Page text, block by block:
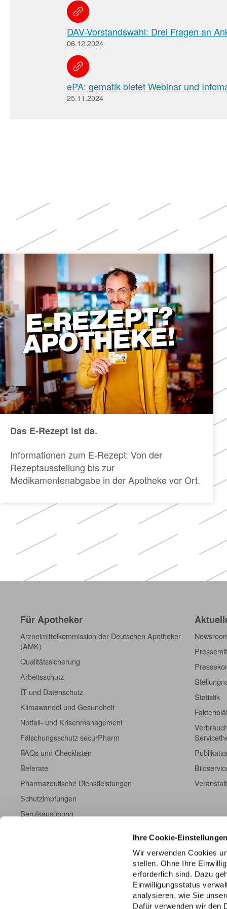
Ihre Cookie-Einstellungen
Wir verwenden Cookies
stellen. Ohne Ihre
erforderlich sind. Dazu
Einwilligungsstatus
analysieren, wie Sie
Dafür verwenden wir den
DAV-Vorstandswahl: Drei Fragen an
06.12.2024
ePA: gematik bietet Webinar und
25.11.2024
Weitere
Themen
Das E-Rezept ist da.
Informationen zum E-Rezept: Von der
Rezeptausstellung bis zur
Medikamentenabgabe in der Apotheke vor Ort.
Für Apotheker
Arzneimittelkommission der Deutschen Apotheker
(AMK)
Qualitätssicherung
Arbeitsschutz
IT und Datenschutz
Klimawandel und Gesundheit
Notfall- und Krisenmanagement
Fälschungsschutz securPharm
FAQs und Checklisten
Referate
Pharmazeutische Dienstleistungen
Schutzimpfungen
Berufsausübung
Statistik